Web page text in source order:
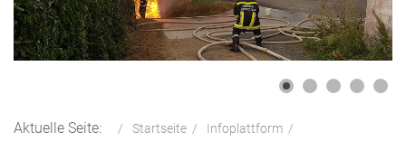
Aktuelle Seite: Startseite
Infoplattform